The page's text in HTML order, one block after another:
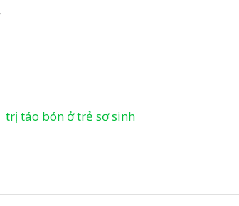
trị táo bón ở trẻ sơ sinh